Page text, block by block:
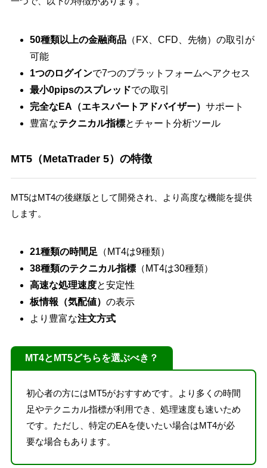
50種類以上の金融商品（FX、CFD、先物）の取引が
可能
1つのログインで7つのプラットフォームへアクセス
最小0pipsのスプレッドでの取引
完全なEA（エキスパートアドバイザー） サポート
豊富なテクニカル指標とチャート分析ツール
MT5（MetaTrader 5）の特徴
MT5はMT4の後継版として開発され、より高度な機能を提供
します。
21種類の時間足 （MT4は9種類）
38種類のテクニカル指標（MT4は30種類）
高速な処理速度と安定性
板情報（気配値） の表示
より豊富な注文方式
MT4とMT5どちらを選ぶべき？
初心者の方にはMT5がおすすめです。より多くの時間
足やテクニカル指標が利用でき、処理速度も速いため
です。ただし、特定のEAを使いたい場合はMT4が必
要な場合もあります。